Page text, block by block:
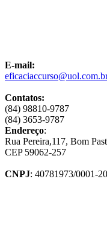
E-mail:
Contatos:
(84) 98810-9787
(84) 3653-9787
Endereço:
Rua Pereira,117, Bom
CEP 59062-257
CNPJ: 40781973/0001-20